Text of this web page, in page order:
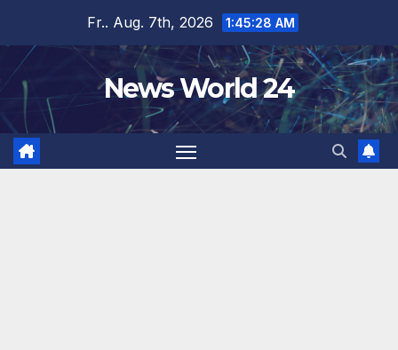
springen
Fr.. Aug. 7th, 2026 1:45:29 AM
News World 24